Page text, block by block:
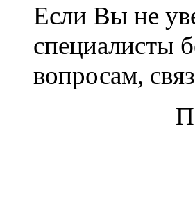
Если Вы не
специалисты
вопросам,